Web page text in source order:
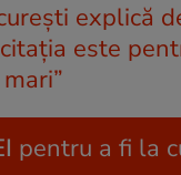
explică
este
pentru a fi la